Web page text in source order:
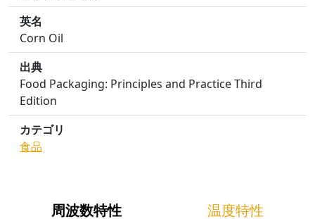
英名
Corn Oil
出典
Food Packaging: Principles and Practice Third
Edition
カテゴリ
食品
周波数特性 温度特性